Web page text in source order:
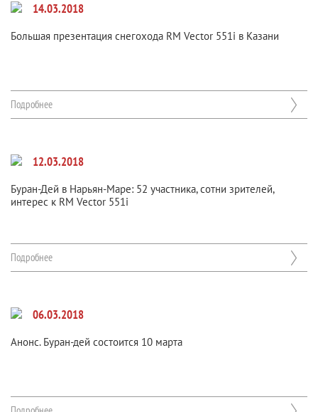
14.03.2018
Большая презентация снегохода RM Vector 551i в Казани
Подробнее
12.03.2018
Буран-Дей в Нарьян-Маре: 52 участника, сотни зрителей,
интерес к RM Vector 551i
Подробнее
06.03.2018
Анонс. Буран-дей состоится 10 марта